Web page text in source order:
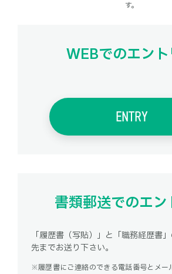
す。
WEBでのエント
ENTRY
書類郵送でのエン
「履歴書（写貼）」と「職務経歴書
先までお送り下さい。
履歴書にご連絡のできる電話番号とメー